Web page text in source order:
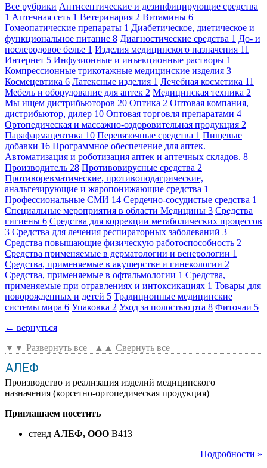
Все рубрики Антисептические и дезинфицирующие средства
1 Аптечная сеть 1 Ветеринария 2 Витамины 6
Гомеопатические препараты 1 Диабетическое, диетическое и
функциональное питание 8 Диагностические средства 1 До- и
послеродовое белье 1 Изделия медицинского назначения 11
Интернет 5 Инфузионные и инъекционные растворы 1
Компрессионные трикотажные медицинские изделия 3
Космецевтика 6 Латексные изделия 1 Лечебная косметика 11
Мебель и оборудование для аптек 2 Медицинская техника 2
Мы ищем дистрибьюторов 20 Оптика 2 Оптовая компания,
дистрибьютор, дилер 10 Оптовая торговля препаратами 4
Ортопедическая и массажно-оздоровительная продукция 2
Парафармацевтика 10 Перевязочные средства 1 Пищевые
добавки 16 Программное обеспечение для аптек.
Автоматизация и роботизация аптек и аптечных складов. 8
Производитель 28 Противовирусные средства 2
Противоревматические, противоподагрические,
анальгезирующие и жаропонижающие средства 1
Профессиональные СМИ 14 Сердечно-сосудистые средства 1
Специальные мероприятия в области Медицины 3 Средства
гигиены 6 Средства для коррекции метаболических процессов
3 Средства для лечения респираторных заболеваний 3
Средства повышающие физическую работоспособность 2
Средства применяемые в дерматологии и венерологии 1
Средства, применяемые в акушерстве и гинекологии 2
Средства, применяемые в офтальмологии 1 Средства,
применяемые при отравлениях и интоксикациях 1 Товары для
новорожденных и детей 5 Традиционные медицинские
системы мира 6 Упаковка 2 Уход за полостью рта 8 Фиточаи 5
← вернуться
▼▼ Развернуть все
▲▲ Свернуть все
АЛЕФ
Производство и реализация изделий медицинского
назначения (корсетно-ортопедическая продукция)
Приглашаем посетить
стенд АЛЕФ, ООО B413
Подробности »